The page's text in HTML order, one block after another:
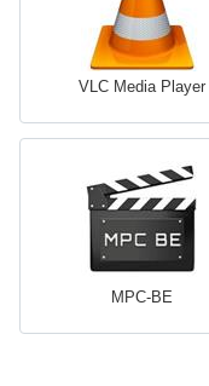
VLC Media Player
MPC-BE